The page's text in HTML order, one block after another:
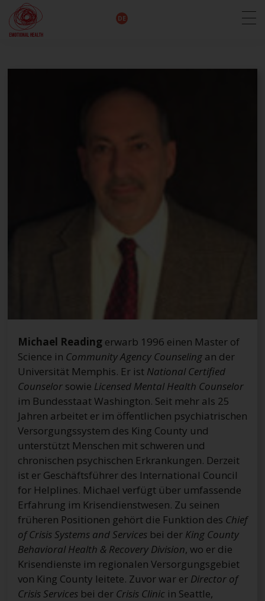
DE
Michael Readingerwarb 1996 einen Master of
Science in Community Agency Counselingan der
Universität Memphis. Er ist National Certified
Counselorsowie Licensed Mental Health Counselor
im Bundesstaat Washington. Seit mehr als 25
Jahren arbeitet er im öffentlichen psychiatrischen
Versorgungssystem des King County und
unterstützt Menschen mit schweren und
chronischen psychischen Erkrankungen. Derzeit
ist er Geschäftsführer des International Council
for Helplines. Michael verfügt über umfassende
Erfahrung im Krisendienstwesen. Zu seinen
früheren Positionen gehört die Funktion des Chief
of Crisis Systems and Servicesbei der King County
Behavioral Health & Recovery Division, wo er die
Krisendienste im regionalen Versorgungsgebiet
von King County leitete. Zuvor war er Director of
Crisis Servicesbei der Crisis Clinicin Seattle,